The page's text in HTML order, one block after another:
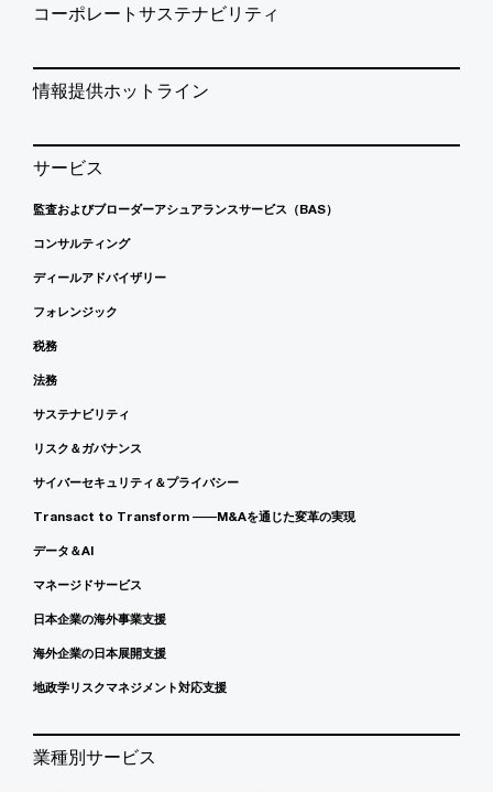
コーポレートサステナビリティ
情報提供ホットライン
サービス
監査およびブローダーアシュアランスサービス（BAS）
コンサルティング
ディールアドバイザリー
フォレンジック
税務
法務
サステナビリティ
リスク＆ガバナンス
サイバーセキュリティ＆プライバシー
Transact to Transform ――M&Aを通じた変革の実現
データ＆AI
マネージドサービス
日本企業の海外事業支援
海外企業の日本展開支援
地政学リスクマネジメント対応支援
業種別サービス